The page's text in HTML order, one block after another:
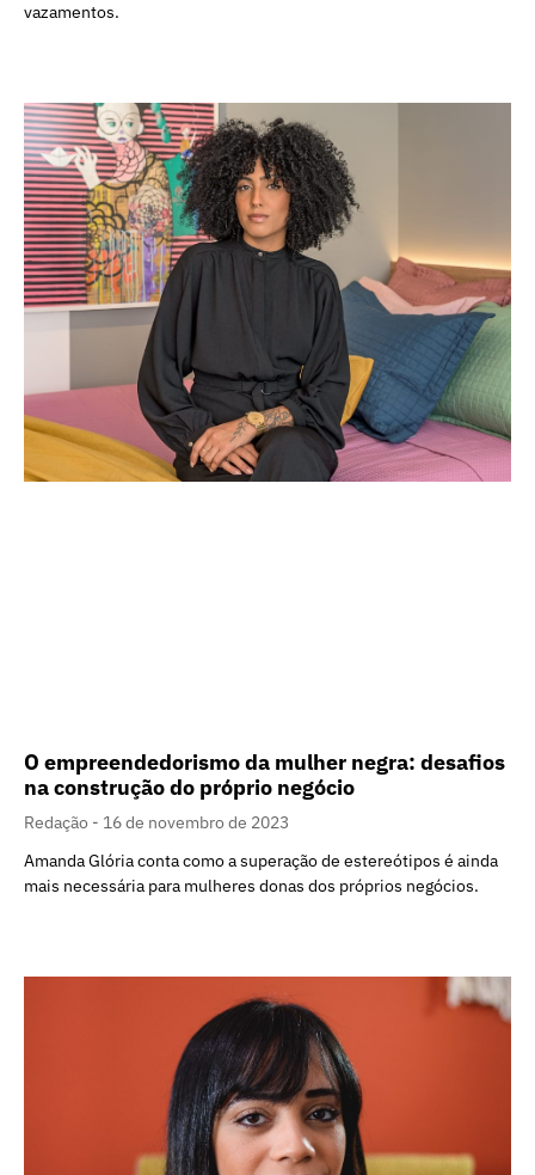
vazamentos.
O empreendedorismo da mulher negra: desafios
na construção do próprio negócio
Redação
16 de novembro de 2023
Amanda Glória conta como a superação de estereótipos é ainda
mais necessária para mulheres donas dos próprios negócios.